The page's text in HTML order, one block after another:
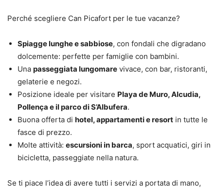
Perché scegliere Can Picafort per le tue vacanze?
Spiagge lunghe e sabbiose, con fondali che digradano
dolcemente: perfette per famiglie con bambini.
Una passeggiata lungomare vivace, con bar, ristoranti,
gelaterie e negozi.
Posizione ideale per visitare Playa de Muro, Alcudia,
Pollença e il parco di S’Albufera.
Buona offerta di hotel, appartamenti e resort in tutte le
fasce di prezzo.
Molte attività: escursioni in barca, sport acquatici, giri in
bicicletta, passeggiate nella natura.
Se ti piace l’idea di avere tutti i servizi a portata di mano,